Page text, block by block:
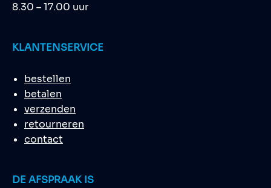
8.30 – 17.00 uur
KLANTENSERVICE
bestellen
betalen
verzenden
retourneren
contact
DE AFSPRAAK IS